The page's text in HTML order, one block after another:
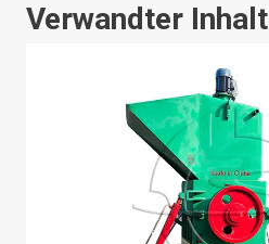
Verwandter Inhalt